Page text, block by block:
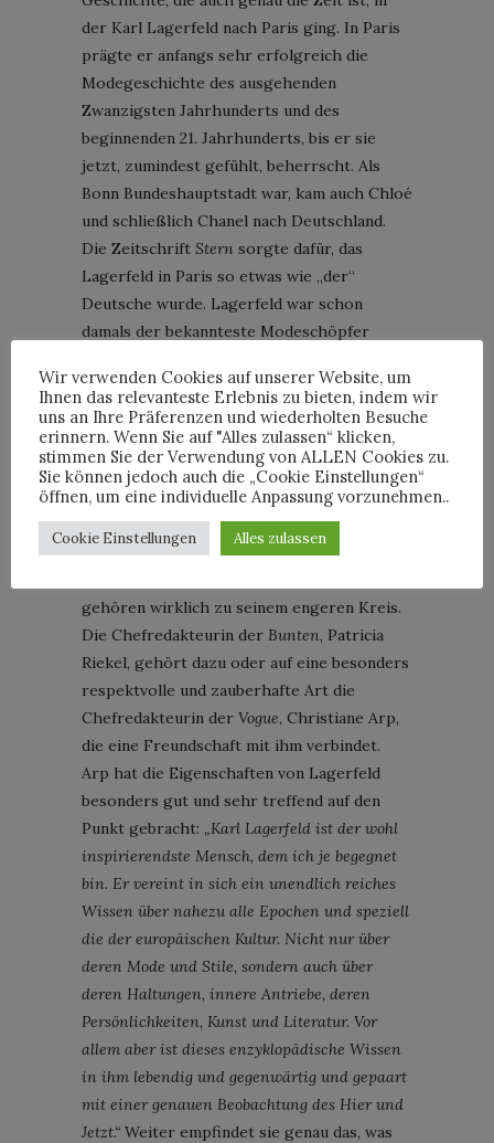
der Karl Lagerfeld nach Paris ging. In Paris
prägte er anfangs sehr erfolgreich die
Modegeschichte des ausgehenden
Zwanzigsten Jahrhunderts und des
beginnenden 21. Jahrhunderts, bis er sie
jetzt, zumindest gefühlt, beherrscht. Als
Bonn Bundeshauptstadt war, kam auch Chloé
und schließlich Chanel nach Deutschland.
Die Zeitschrift Stern sorgte dafür, das
Lagerfeld in Paris so etwas wie „der“
Deutsche wurde. Lagerfeld war schon
damals der bekannteste Modeschöpfer
internationales Renommee.
Wenn Lagerfeld nach Deutschland kommt,
ist bis heute ein Phänomen zu beobachten,
das in Frankreich, wo er den großen Teil
seines Lebens verbracht hat, nicht
vorherrscht: In Deutschland möchte jeder,
dass Karl Lagerfeld ihm „gehört“. Viele
gehören wirklich zu seinem engeren Kreis.
Die Chefredakteurin der Bunten, Patricia
Riekel, gehört dazu oder auf eine besonders
respektvolle und zauberhafte Art die
Chefredakteurin der Vogue, Christiane Arp,
die eine Freundschaft mit ihm verbindet.
Arp hat die Eigenschaften von Lagerfeld
besonders gut und sehr treffend auf den
Punkt gebracht: „Karl Lagerfeld ist der wohl
inspirierendste Mensch, dem ich je begegnet
bin. Er vereint in sich ein unendlich reiches
Wissen über nahezu alle Epochen und speziell
die der europäischen Kultur. Nicht nur über
deren Mode und Stile, sondern auch über
deren Haltungen, innere Antriebe, deren
Persönlichkeiten, Kunst und Literatur. Vor
allem aber ist dieses enzyklopädische Wissen
in ihm lebendig und gegenwärtig und gepaart
mit einer genauen Beobachtung des Hier und
Jetzt.“ Weiter empfindet sie genau das, was
Wir verwenden Cookies auf unserer Website, um
Ihnen das relevanteste Erlebnis zu bieten, indem wir
uns an Ihre Präferenzen und wiederholten Besuche
erinnern. Wenn Sie auf "Alles zulassen“ klicken,
stimmen Sie der Verwendung von ALLEN Cookies zu.
Sie können jedoch auch die „Cookie Einstellungen“
öffnen, um eine individuelle Anpassung vorzunehmen..
Cookie Einstellungen Alles zulassen